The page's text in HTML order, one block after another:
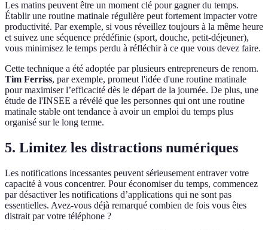
Les matins peuvent être un moment clé pour gagner du temps.
Établir une routine matinale régulière peut fortement impacter votre
productivité. Par exemple, si vous réveillez toujours à la même heure
et suivez une séquence prédéfinie (sport, douche, petit-déjeuner),
vous minimisez le temps perdu à réfléchir à ce que vous devez faire.
Cette technique a été adoptée par plusieurs entrepreneurs de renom.
Tim Ferriss, par exemple, promeut l'idée d'une routine matinale
pour maximiser l’efficacité dès le départ de la journée. De plus, une
étude de l'INSEE a révélé que les personnes qui ont une routine
matinale stable ont tendance à avoir un emploi du temps plus
organisé sur le long terme.
5. Limitez les distractions numériques
Les notifications incessantes peuvent sérieusement entraver votre
capacité à vous concentrer. Pour économiser du temps, commencez
par désactiver les notifications d’applications qui ne sont pas
essentielles. Avez-vous déjà remarqué combien de fois vous êtes
distrait par votre téléphone ?